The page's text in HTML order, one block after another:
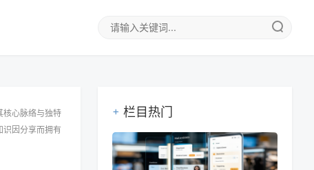
核心脉络与独特
识因分享而拥有
栏目热门